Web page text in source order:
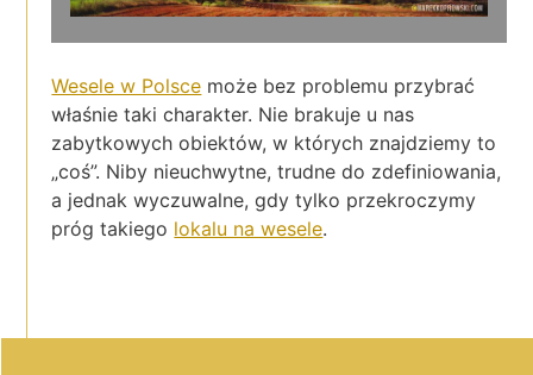
Wesele w Polsce może bez problemu przybrać
właśnie taki charakter. Nie brakuje u nas
zabytkowych obiektów, w których znajdziemy to
„coś”. Niby nieuchwytne, trudne do zdefiniowania,
a jednak wyczuwalne, gdy tylko przekroczymy
próg takiego lokalu na wesele.